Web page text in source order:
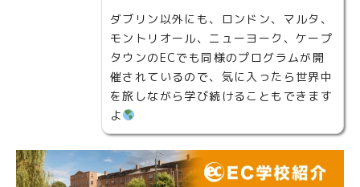
ダブリン以外にも、ロンドン、マルタ、
モントリオール、ニューヨーク、ケープ
タウンのECでも同様のプログラムが開
催されているので、気に入ったら世界中
を旅しながら学び続けることもできます
よ